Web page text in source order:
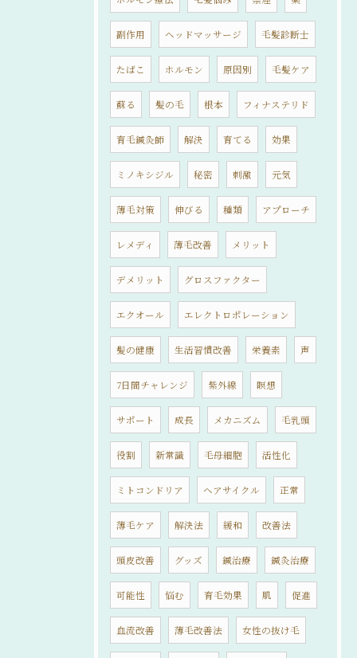
副作用 ヘッドマッサージ 毛髪診断士
たばこ ホルモン 原因別 毛髪ケア
蘇る 髪の毛 根本 フィナステリド
育毛鍼灸師 解決 育てる 効果
ミノキシジル 秘密 刺激 元気
薄毛対策 伸びる 種類 アプローチ
レメディ 薄毛改善 メリット
デメリット グロスファクター
エクオール エレクトロポレーション
髪の健康 生活習慣改善 栄養素 声
7日間チャレンジ 紫外線 瞑想
サポート 成長 メカニズム 毛乳頭
役割 新常識 毛母細胞 活性化
ミトコンドリア ヘアサイクル 正常
薄毛ケア 解決法 緩和 改善法
頭皮改善 グッズ 鍼治療 鍼灸治療
可能性 悩む 育毛効果 肌 促進
血流改善 薄毛改善法 女性の抜け毛